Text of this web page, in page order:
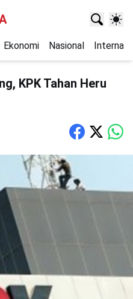
Ekonomi Nasional
KPK Tahan Heru